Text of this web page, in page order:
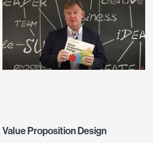
Value Proposition Design